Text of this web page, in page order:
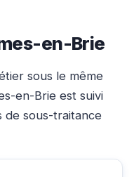
en-Brie
sous le même
en-Brie est suivi
sous-traitance